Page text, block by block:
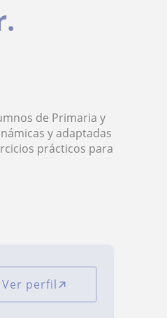
de Primaria y
y adaptadas
prácticos para
Ver perfil